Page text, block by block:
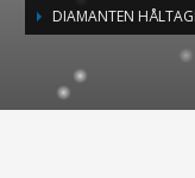
DIAMANTEN